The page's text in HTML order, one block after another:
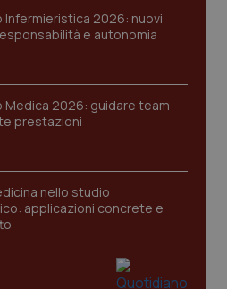
Infermieristica 2026: nuovi
e autonomia
Medica 2026: guidare team
prestazioni
nello studio
applicazioni concrete e
.youtube.com